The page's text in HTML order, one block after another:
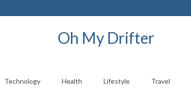
Oh My Drifter
Technology Health Lifestyle Travel